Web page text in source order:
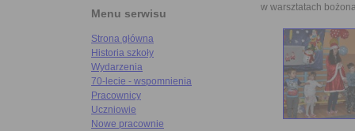
Menu serwisu
Strona główna
Historia szkoły
Wydarzenia
70-lecie - wspomnienia
Pracownicy
Uczniowie
Nowe pracownie
w warsztatach